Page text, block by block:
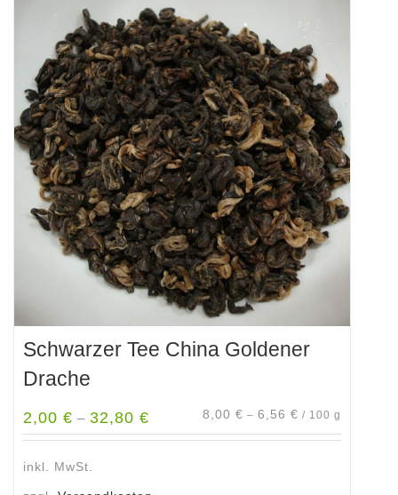
mehrere
Varianten
auf.
Die
Optionen
können
auf
der
Produktseite
gewählt
werden
Schwarzer Tee China Goldener
Drache
2,00 € – 32,80 € 8,00 € – 6,56 € / 100 g
inkl. MwSt.